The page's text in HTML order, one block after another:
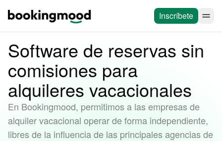
Inscríbete
Software de reservas sin
comisiones para
alquileres vacacionales
En Bookingmood, permitimos a las empresas de
alquiler vacacional operar de forma independiente,
libres de la influencia de las principales agencias de